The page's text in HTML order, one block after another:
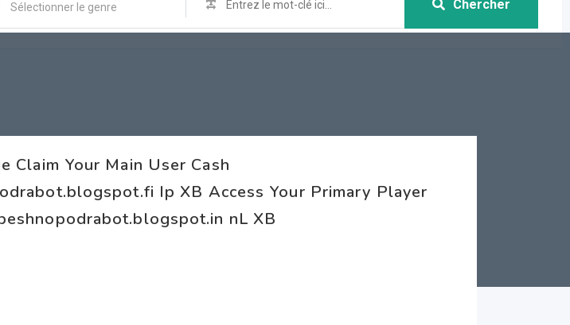
Sélectionner le genre Chercher
Claim Your Main User Cash
Ip XB Access Your Primary Player
nL XB